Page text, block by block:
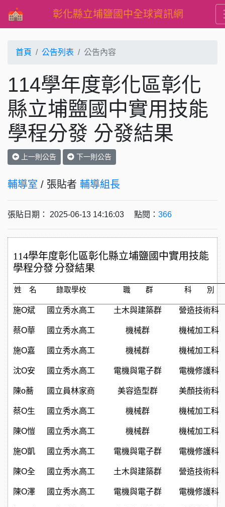
彰化縣立埔鹽國中全球資訊網
首頁 公告列表 公告內容
114學年度彰化區彰化
縣⽴埔鹽國中實⽤技能
學程分發 分發結果
上一則公告 下一則公告
輔導室 / 張貼者 輔導組長
張貼日期： 2025-06-13 14:16:03 點閱： 366
114學年度彰化區彰化縣⽴埔鹽國中實⽤技能
學程分發 分發結果
姓 名 錄取學校 職 群 科 別
施O斌 國⽴秀⽔⾼⼯ ⼟⽊與建築群 營造技術科
蔡O華 國⽴秀⽔⾼⼯ 機械群 機械加⼯科
施O嘉 國⽴秀⽔⾼⼯ 機械群 機械加⼯科
沈O安 國⽴秀⽔⾼⼯ 電機與電⼦群 電機修護科
陳o蕎 國⽴員林家商 美容造型群 美顏技術科
蔡O⽣ 國⽴秀⽔⾼⼯ 機械群 機械加⼯科
陳O愷 國⽴秀⽔⾼⼯ 機械群 機械加⼯科
施O凱 國⽴秀⽔⾼⼯ 電機與電⼦群 電機修護科
陳O全 國⽴秀⽔⾼⼯ ⼟⽊與建築群 營造技術科
陳O澤 國⽴秀⽔⾼⼯ 電機與電⼦群 電機修護科